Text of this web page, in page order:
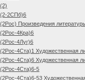
2СПб)6
Произведения
4Кра)6
4Луг)6
4Ста)1 Художественная
4Ста)6 Художественная
4Ста)6-5
4Ста)6-53